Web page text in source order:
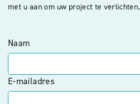
met u aan om uw project te verlichten.
Naam
E-mailadres